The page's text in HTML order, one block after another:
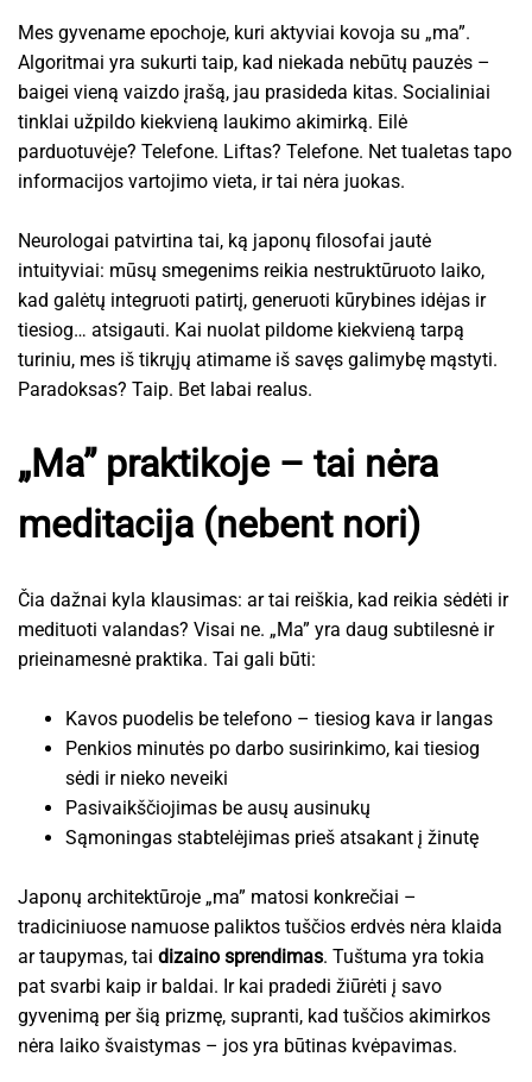
Mes gyvename epochoje, kuri aktyviai kovoja su „ma”.
Algoritmai yra sukurti taip, kad niekada nebūtų pauzės –
baigei vieną vaizdo įrašą, jau prasideda kitas. Socialiniai
tinklai užpildo kiekvieną laukimo akimirką. Eilė
parduotuvėje? Telefone. Liftas? Telefone. Net tualetas tapo
informacijos vartojimo vieta, ir tai nėra juokas.
Neurologai patvirtina tai, ką japonų filosofai jautė
intuityviai: mūsų smegenims reikia nestruktūruoto laiko,
kad galėtų integruoti patirtį, generuoti kūrybines idėjas ir
tiesiog… atsigauti. Kai nuolat pildome kiekvieną tarpą
turiniu, mes iš tikrųjų atimame iš savęs galimybę mąstyti.
Paradoksas? Taip. Bet labai realus.
„Ma” praktikoje – tai nėra
meditacija (nebent nori)
Čia dažnai kyla klausimas: ar tai reiškia, kad reikia sėdėti ir
medituoti valandas? Visai ne. „Ma” yra daug subtilesnė ir
prieinamesnė praktika. Tai gali būti:
Kavos puodelis be telefono – tiesiog kava ir langas
Penkios minutės po darbo susirinkimo, kai tiesiog
sėdi ir nieko neveiki
Pasivaikščiojimas be ausų ausinukų
Sąmoningas stabtelėjimas prieš atsakant į žinutę
Japonų architektūroje „ma” matosi konkrečiai –
tradiciniuose namuose paliktos tuščios erdvės nėra klaida
ar taupymas, tai dizaino sprendimas. Tuštuma yra tokia
pat svarbi kaip ir baldai. Ir kai pradedi žiūrėti į savo
gyvenimą per šią prizmę, supranti, kad tuščios akimirkos
nėra laiko švaistymas – jos yra būtinas kvėpavimas.